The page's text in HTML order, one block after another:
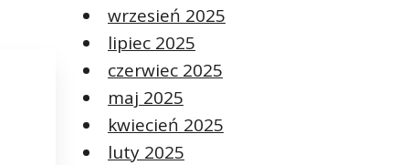
wrzesień 2025
lipiec 2025
czerwiec 2025
maj 2025
kwiecień 2025
luty 2025